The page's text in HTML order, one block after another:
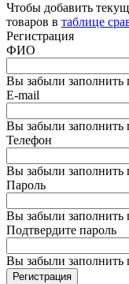
Чтобы добавить
товаров в таблице
Регистрация
ФИО
Вы забыли заполнить
E-mail
Вы забыли заполнить
Телефон
Вы забыли заполнить
Пароль
Вы забыли заполнить
Подтвердите пароль
Вы забыли заполнить
Регистрация